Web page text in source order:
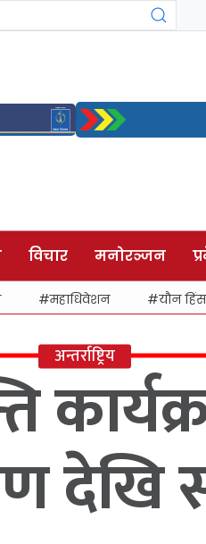
विचार मनोरञ्जन
महाधिवेशन यौन
अन्तर्राष्ट्रिय
देखि